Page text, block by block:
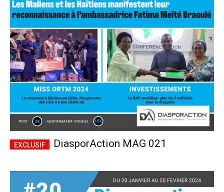
DiasporAction MAG 021